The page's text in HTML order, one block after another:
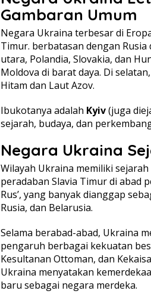
Gambaran Umum
Negara Ukraina terbesar di
Timur. berbatasan dengan
utara, Polandia, Slovakia, dan
Moldova di barat daya. Di
Hitam dan Laut Azov.
Ibukotanya adalah Kyiv(juga
sejarah, budaya, dan
Negara Ukraina
Wilayah Ukraina memiliki
peradaban Slavia Timur di abad
Rus’, yang banyak dianggap
Rusia, dan Belarusia.
Selama berabad-abad, Ukraina
pengaruh berbagai kekuatan
Kesultanan Ottoman, dan
Ukraina menyatakan
baru sebagai negara merdeka.